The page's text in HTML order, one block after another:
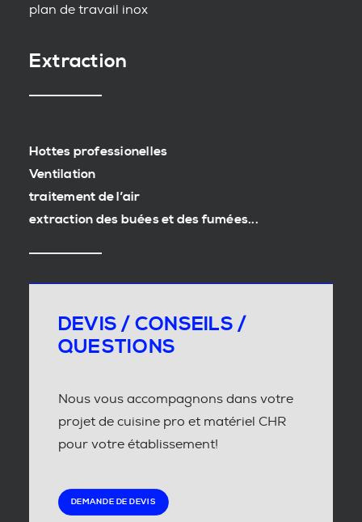
plan de travail inox
Extraction
Hottes professionelles
Ventilation
traitement de l’air
extraction des buées et des fumées...
DEVIS / CONSEILS /
QUESTIONS
Nous vous accompagnons dans votre
projet de cuisine pro et matériel CHR
pour votre établissement!
DEMANDE DE DEVIS